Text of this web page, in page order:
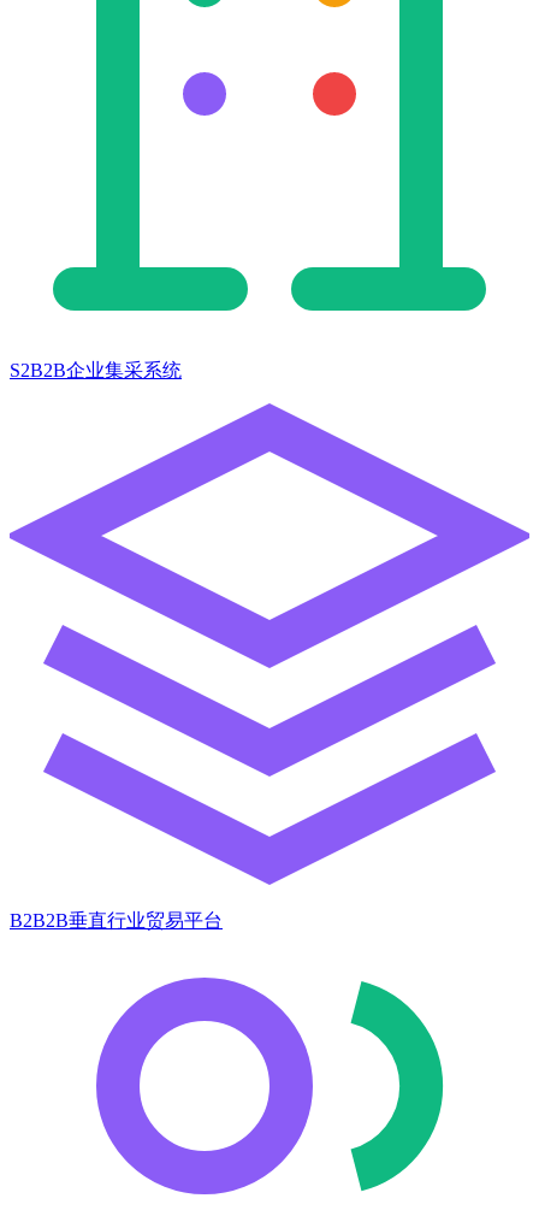
S2B2B企业集采系统
B2B2B垂直行业贸易平台